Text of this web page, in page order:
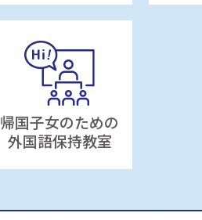
帰国子女のための
外国語保持教室